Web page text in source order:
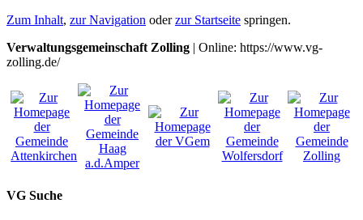
Zum Inhalt, zur Navigation oderzur Startseite springen.
Verwaltungsgemeinschaft Zolling | Online: https://www.vg-
zolling.de/
VG Suche